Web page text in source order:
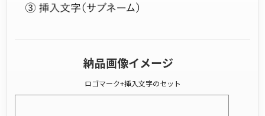
納品画像イメージ
ロゴマーク+挿入文字のセット